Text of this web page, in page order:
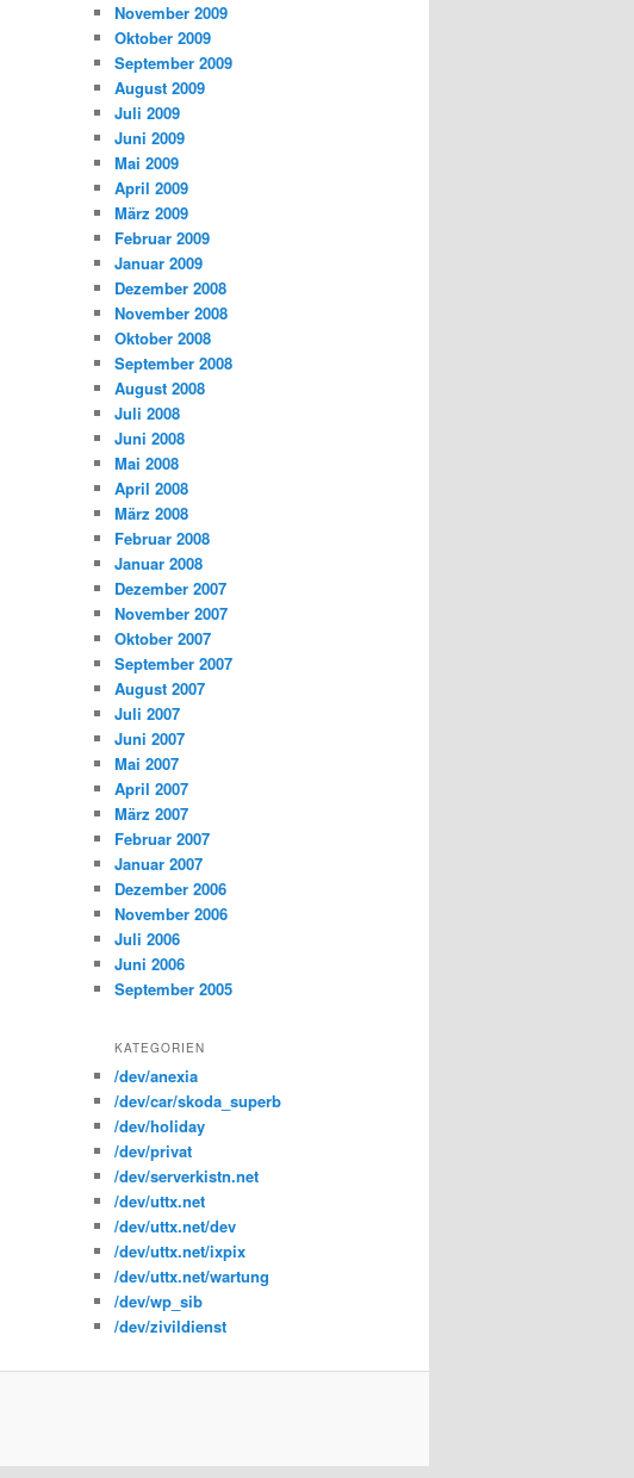
November 2009
Oktober 2009
September 2009
August 2009
Juli 2009
Juni 2009
Mai 2009
April 2009
März 2009
Februar 2009
Januar 2009
Dezember 2008
November 2008
Oktober 2008
September 2008
August 2008
Juli 2008
Juni 2008
Mai 2008
April 2008
März 2008
Februar 2008
Januar 2008
Dezember 2007
November 2007
Oktober 2007
September 2007
August 2007
Juli 2007
Juni 2007
Mai 2007
April 2007
März 2007
Februar 2007
Januar 2007
Dezember 2006
November 2006
Juli 2006
Juni 2006
September 2005
KATEGORIEN
/dev/anexia
/dev/car/skoda_superb
/dev/holiday
/dev/privat
/dev/serverkistn.net
/dev/uttx.net
/dev/uttx.net/dev
/dev/uttx.net/ixpix
/dev/uttx.net/wartung
/dev/wp_sib
/dev/zivildienst